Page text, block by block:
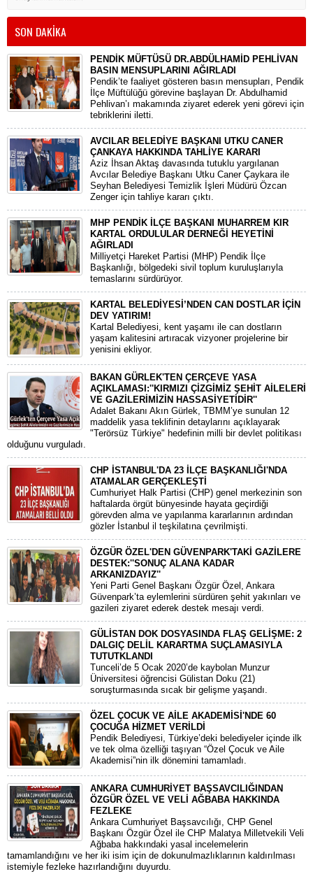
SON DAKİKA
PENDİK MÜFTÜSÜ DR.ABDÜLHAMİD PEHLİVAN
BASIN MENSUPLARINI AĞIRLADI
​Pendik’te faaliyet gösteren basın mensupları, Pendik
İlçe Müftülüğü görevine başlayan Dr. Abdulhamid
Pehlivan’ı makamında ziyaret ederek yeni görevi için
tebriklerini iletti.
AVCILAR BELEDİYE BAŞKANI UTKU CANER
ÇANKAYA HAKKINDA TAHLİYE KARARI
​Aziz İhsan Aktaş davasında tutuklu yargılanan
Avcılar Belediye Başkanı Utku Caner Çaykara ile
Seyhan Belediyesi Temizlik İşleri Müdürü Özcan
Zenger için tahliye kararı çıktı.
MHP PENDİK İLÇE BAŞKANI MUHARREM KIR
KARTAL ORDULULAR DERNEĞİ HEYETİNİ
AĞIRLADI
​Milliyetçi Hareket Partisi (MHP) Pendik İlçe
Başkanlığı, bölgedeki sivil toplum kuruluşlarıyla
temaslarını sürdürüyor.
KARTAL BELEDİYESİ’NDEN CAN DOSTLAR İÇİN
DEV YATIRIM!
Kartal Belediyesi, kent yaşamı ile can dostların
yaşam kalitesini artıracak vizyoner projelerine bir
yenisini ekliyor.
BAKAN GÜRLEK'TEN ÇERÇEVE YASA
AÇIKLAMASI:''KIRMIZI ÇİZGİMİZ ŞEHİT AİLELERİ
VE GAZİLERİMİZİN HASSASİYETİDİR''
Adalet Bakanı Akın Gürlek, TBMM’ye sunulan 12
maddelik yasa teklifinin detaylarını açıklayarak
"Terörsüz Türkiye" hedefinin milli bir devlet politikası
olduğunu vurguladı.
CHP İSTANBUL'DA 23 İLÇE BAŞKANLIĞI'NDA
ATAMALAR GERÇEKLEŞTİ
​Cumhuriyet Halk Partisi (CHP) genel merkezinin son
haftalarda örgüt bünyesinde hayata geçirdiği
görevden alma ve yapılanma kararlarının ardından
gözler İstanbul il teşkilatına çevrilmişti.
ÖZGÜR ÖZEL'DEN GÜVENPARK'TAKİ GAZİLERE
DESTEK:''SONUÇ ALANA KADAR
ARKANIZDAYIZ''
​Yeni Parti Genel Başkanı Özgür Özel, Ankara
Güvenpark’ta eylemlerini sürdüren şehit yakınları ve
gazileri ziyaret ederek destek mesajı verdi.
GÜLİSTAN DOK DOSYASINDA FLAŞ GELİŞME: 2
DALGIÇ DELİL KARARTMA SUÇLAMASIYLA
TUTUTKLANDI
​Tunceli’de 5 Ocak 2020’de kaybolan Munzur
Üniversitesi öğrencisi Gülistan Doku (21)
soruşturmasında sıcak bir gelişme yaşandı.
ÖZEL ÇOCUK VE AİLE AKADEMİSİ'NDE 60
ÇOCUĞA HİZMET VERİLDİ
Pendik Belediyesi, Türkiye’deki belediyeler içinde ilk
ve tek olma özelliği taşıyan “Özel Çocuk ve Aile
Akademisi”nin ilk dönemini tamamladı.
ANKARA CUMHURİYET BAŞSAVCILIĞINDAN
ÖZGÜR ÖZEL VE VELİ AĞBABA HAKKINDA
FEZLEKE
​Ankara Cumhuriyet Başsavcılığı, CHP Genel
Başkanı Özgür Özel ile CHP Malatya Milletvekili Veli
Ağbaba hakkındaki yasal incelemelerin
tamamlandığını ve her iki isim için de dokunulmazlıklarının kaldırılması
istemiyle fezleke hazırlandığını duyurdu.